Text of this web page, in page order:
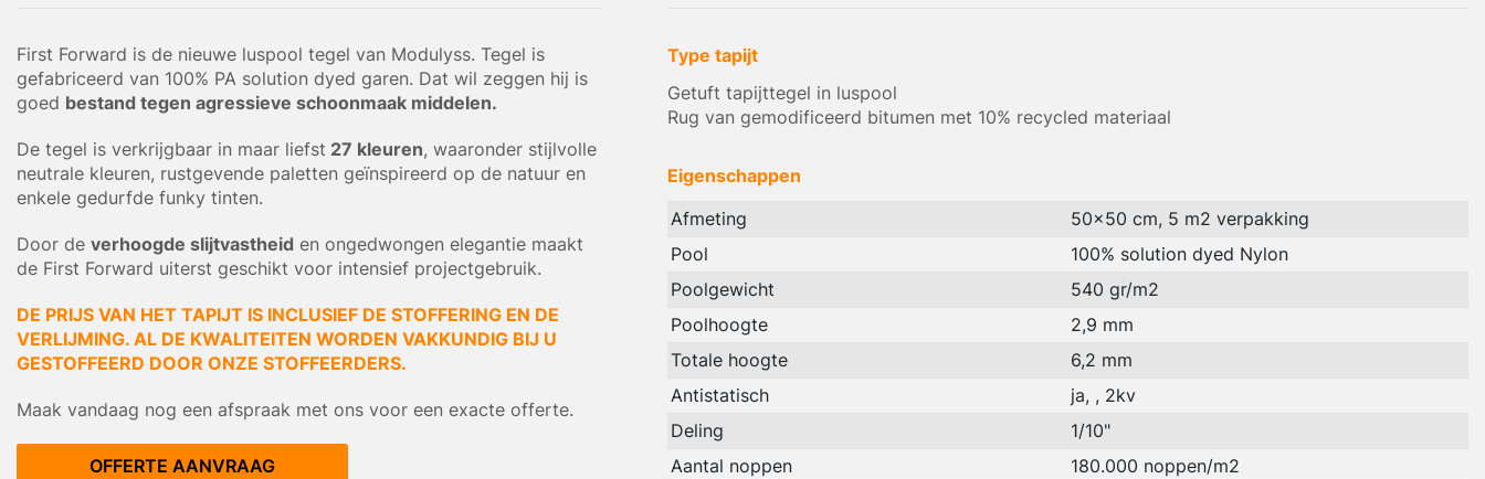
First Forward is de nieuwe luspool tegel van Modulyss. Tegel is
gefabriceerd van 100% PA solution dyed garen. Dat wil zeggen hij is
goed bestand tegen agressieve schoonmaak middelen.
De tegel is verkrijgbaar in maar liefst 27 kleuren, waaronder stijlvolle
neutrale kleuren, rustgevende paletten geïnspireerd op de natuur en
enkele gedurfde funky tinten.
Door de verhoogde slijtvastheid en ongedwongen elegantie maakt
de First Forward uiterst geschikt voor intensief projectgebruik.
DE PRIJS VAN HET TAPIJT IS INCLUSIEF DE STOFFERING EN DE
VERLIJMING. AL DE KWALITEITEN WORDEN VAKKUNDIG BIJ U
GESTOFFEERD DOOR ONZE STOFFEERDERS.
Maak vandaag nog een afspraak met ons voor een exacte offerte.
OFFERTE AANVRAAG
Type tapijt
Getuft tapijttegel in luspool
Rug van gemodificeerd bitumen met 10% recycled materiaal
Eigenschappen
Afmeting
50x50 cm, 5 m2 verpakking
Pool
100% solution dyed Nylon
Poolgewicht
540 gr/m2
Poolhoogte
2,9 mm
Totale hoogte
6,2 mm
Antistatisch
ja, , 2kv
Deling
1/10"
Aantal noppen
180.000 noppen/m2